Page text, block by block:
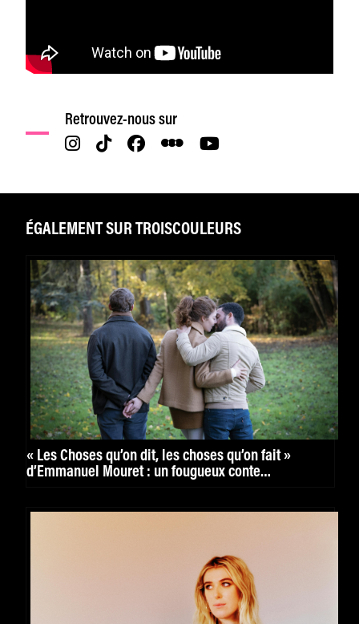
Retrouvez-nous sur
ÉGALEMENT SUR TROISCOULEURS
« Les Choses qu’on dit, les choses qu’on fait »
d’Emmanuel Mouret : un fougueux conte